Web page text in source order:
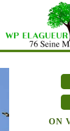
ON